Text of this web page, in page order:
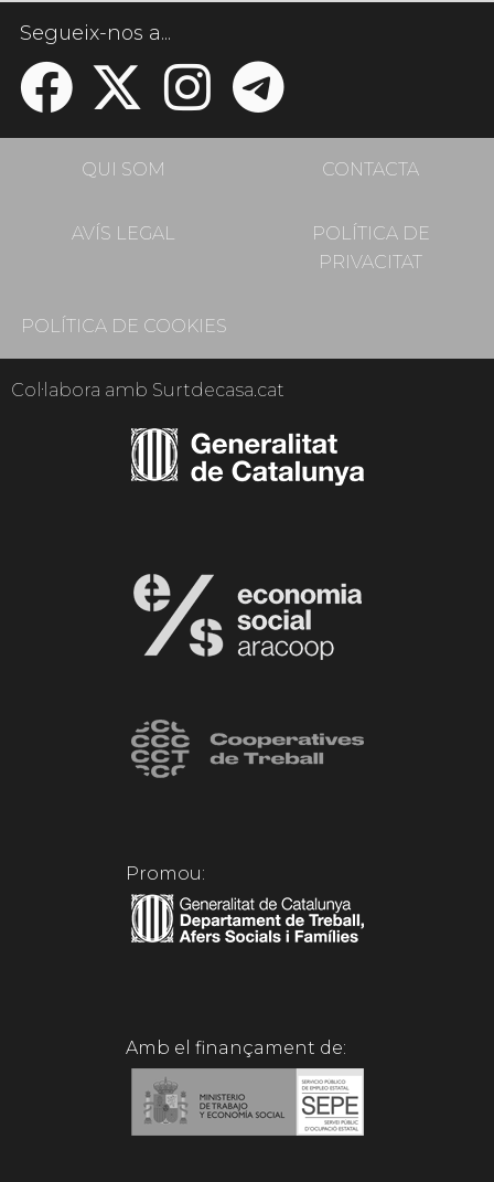
Segueix-nos a...
QUI SOM CONTACTA
AVÍS LEGAL
POLÍTICA DE
PRIVACITAT
POLÍTICA DE COOKIES
Col·labora amb Surtdecasa.cat
Promou:
Amb el finançament de: